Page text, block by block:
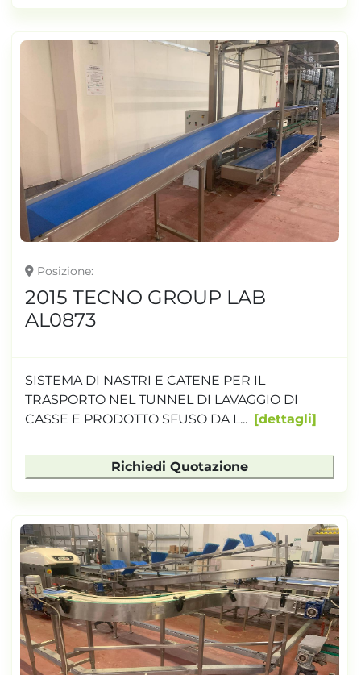
Posizione
2015 TECNO GROUP LAB
AL0873
SISTEMA DI NASTRI E CATENE PER IL
TRASPORTO NEL TUNNEL DI LAVAGGIO DI
CASSE E PRODOTTO SFUSO DA L...
dettagli
Richiedi Quotazione